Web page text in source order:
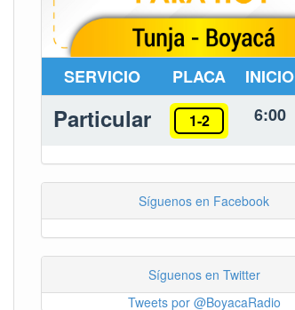
SERVICIO PLACA INICIO
Particular 1-2 6:00
Síguenos en Facebook
Síguenos en Twitter
Tweets por @BoyacaRadio